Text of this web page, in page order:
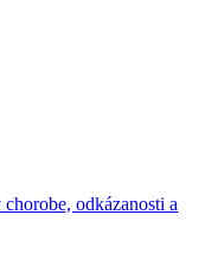
odkázanosti a